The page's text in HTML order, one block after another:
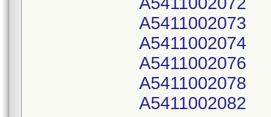
A5411002073
A5411002074
A5411002076
A5411002078
A5411002082